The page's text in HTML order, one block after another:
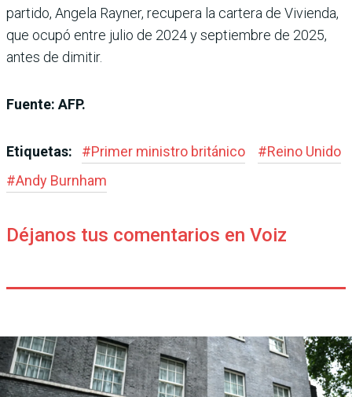
partido, Angela Rayner, recupera la cartera de Vivienda,
que ocupó entre julio de 2024 y septiembre de 2025,
antes de dimitir.
Fuente: AFP.
Etiquetas: #Primer ministro británico #Reino Unido
#Andy Burnham
Déjanos tus comentarios en Voiz